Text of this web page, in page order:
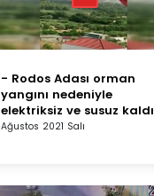
- Rodos Adası orman
yangını nedeniyle
elektriksiz ve susuz kaldı
Ağustos 2021 Salı